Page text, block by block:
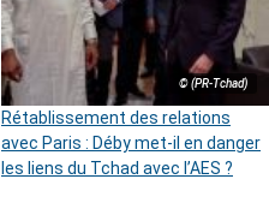
© (PR-Tchad)
Rétablissement des relations
avec Paris : Déby met-il en danger
les liens du Tchad avec l’AES ?